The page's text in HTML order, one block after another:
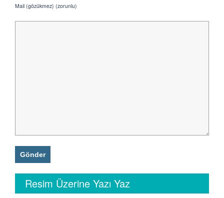
Mail (gözükmez) (zorunlu)
Resim Üzerine Yazı Yaz